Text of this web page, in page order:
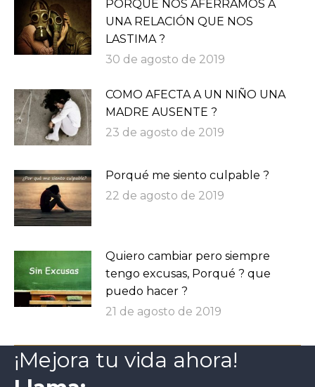
PORQUÉ NOS AFERRAMOS A
UNA RELACIÓN QUE NOS
LASTIMA ?
30 de agosto de 2019
COMO AFECTA A UN NIÑO UNA
MADRE AUSENTE ?
23 de agosto de 2019
Porqué me siento culpable ?
22 de agosto de 2019
Quiero cambiar pero siempre
tengo excusas, Porqué ? que
puedo hacer ?
21 de agosto de 2019
¡Mejora tu vida ahora!